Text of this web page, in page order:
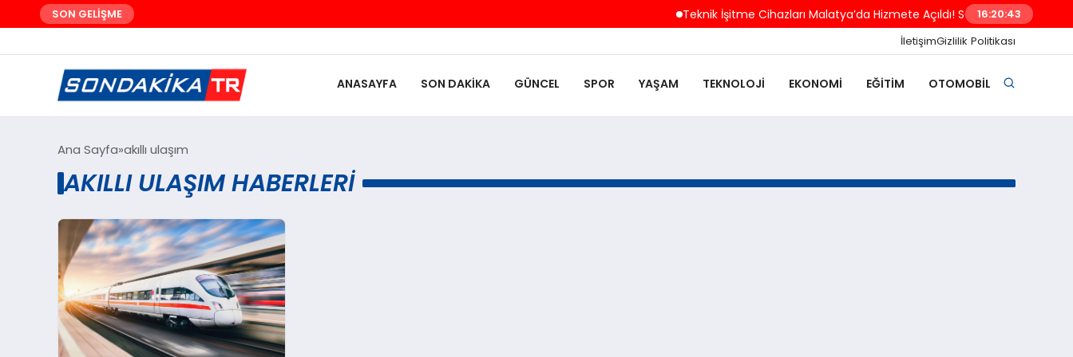
SON GELİŞME Teknik İşitme Cihazları Malatya’da Hizmete Açıldı! SGK Destekleri ve
16:20:43
İletişimGizlilik Politikası
ANASAYFA SON DAKIKA GÜNCEL SPOR YAŞAM TEKNOLOJI EKONOMI EĞITIM OTOMOBIL
Ana Sayfa akıllı ulaşım
AKILLI ULAŞIM HABERLERI